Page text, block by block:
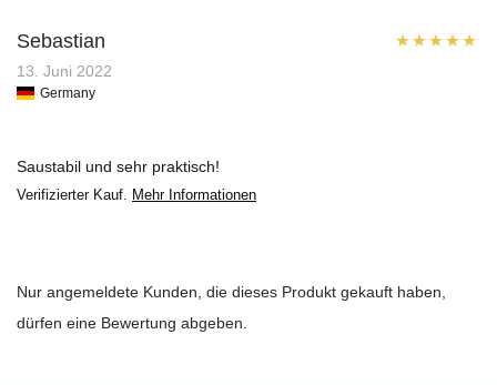
Sebastian
13. Juni 2022
Germany
Saustabil und sehr praktisch!
Verifizierter Kauf. Mehr Informationen
Nur angemeldete Kunden, die dieses Produkt gekauft haben,
dürfen eine Bewertung abgeben.